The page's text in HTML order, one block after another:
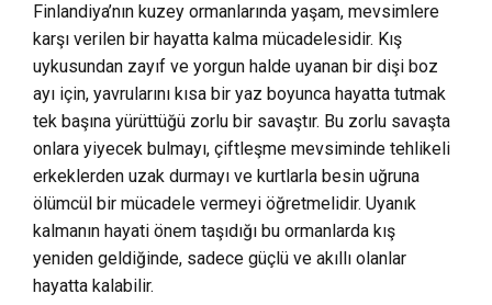
Finlandiya’nın kuzey ormanlarında yaşam, mevsimlere
karşı verilen bir hayatta kalma mücadelesidir. Kış
uykusundan zayıf ve yorgun halde uyanan bir dişi boz
ayı için, yavrularını kısa bir yaz boyunca hayatta tutmak
tek başına yürüttüğü zorlu bir savaştır. Bu zorlu savaşta
onlara yiyecek bulmayı, çiftleşme mevsiminde tehlikeli
erkeklerden uzak durmayı ve kurtlarla besin uğruna
ölümcül bir mücadele vermeyi öğretmelidir. Uyanık
kalmanın hayati önem taşıdığı bu ormanlarda kış
yeniden geldiğinde, sadece güçlü ve akıllı olanlar
hayatta kalabilir.